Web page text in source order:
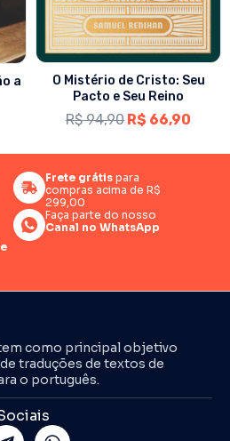
a
O Mistério de Cristo: Seu
Pacto e Seu Reino
R$94,90 R$ 66,90
Frete grátispara
compras acima de R$
299,00
Faça parte do nosso
Canal no WhatsApp
como principal objetivo
traduções de textos de
o português.